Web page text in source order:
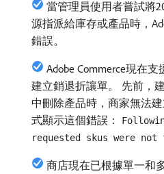
當管理員使用者嘗試將
源指派給庫存或產品時，
錯誤。
Adobe Commerce現在
建立銷退折讓單。 先前，
中刪除產品時，商家無法
式顯示這個錯誤：
requested skus were not
商店現在已根據單一和